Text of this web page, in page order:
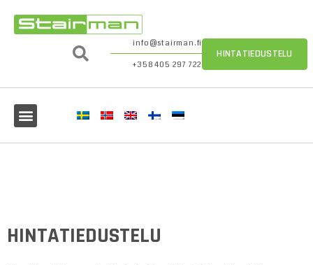
info@stairman.fi
+358 405 297 722
HINTATIEDUSTELU
HINTATIEDUSTELU